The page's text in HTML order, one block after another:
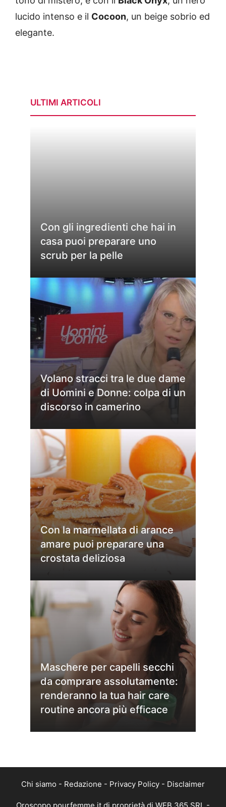
lucido intenso e il Cocoon, un beige sobrio ed
elegante.
ULTIMI ARTICOLI
Con gli ingredienti che hai in
casa puoi preparare uno
scrub per la pelle
Volano stracci tra le due dame
di Uomini e Donne: colpa di un
discorso in camerino
Con la marmellata di arance
amare puoi preparare una
crostata deliziosa
Maschere per capelli secchi
da comprare assolutamente:
renderanno la tua hair care
routine ancora più efficace
Chi siamo - Redazione - Privacy Policy - Disclaimer